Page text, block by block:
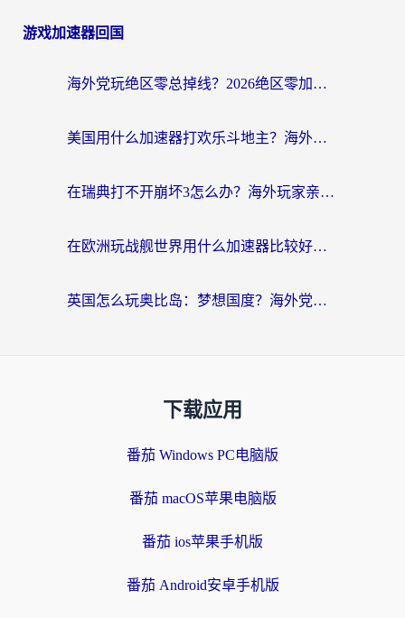
游戏加速器回国
海外党玩绝区零总掉线？2026绝区零加速器推荐+跨平台国服游戏加速攻略
美国用什么加速器打欢乐斗地主？海外党亲测有效的国服游戏加速指南
在瑞典打不开崩坏3怎么办？海外玩家亲测有效的国服游戏加速指南
在欧洲玩战舰世界用什么加速器比较好用？老玩家亲测有效的低延迟方案
英国怎么玩奥比岛：梦想国度？海外党不卡攻略+加速器选择秘籍
下载应用
番茄 Windows PC电脑版
番茄 macOS苹果电脑版
番茄 ios苹果手机版
番茄 Android安卓手机版